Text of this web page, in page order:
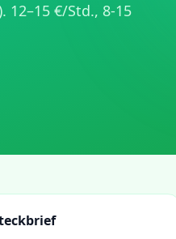
12–15 €/Std., 8-15